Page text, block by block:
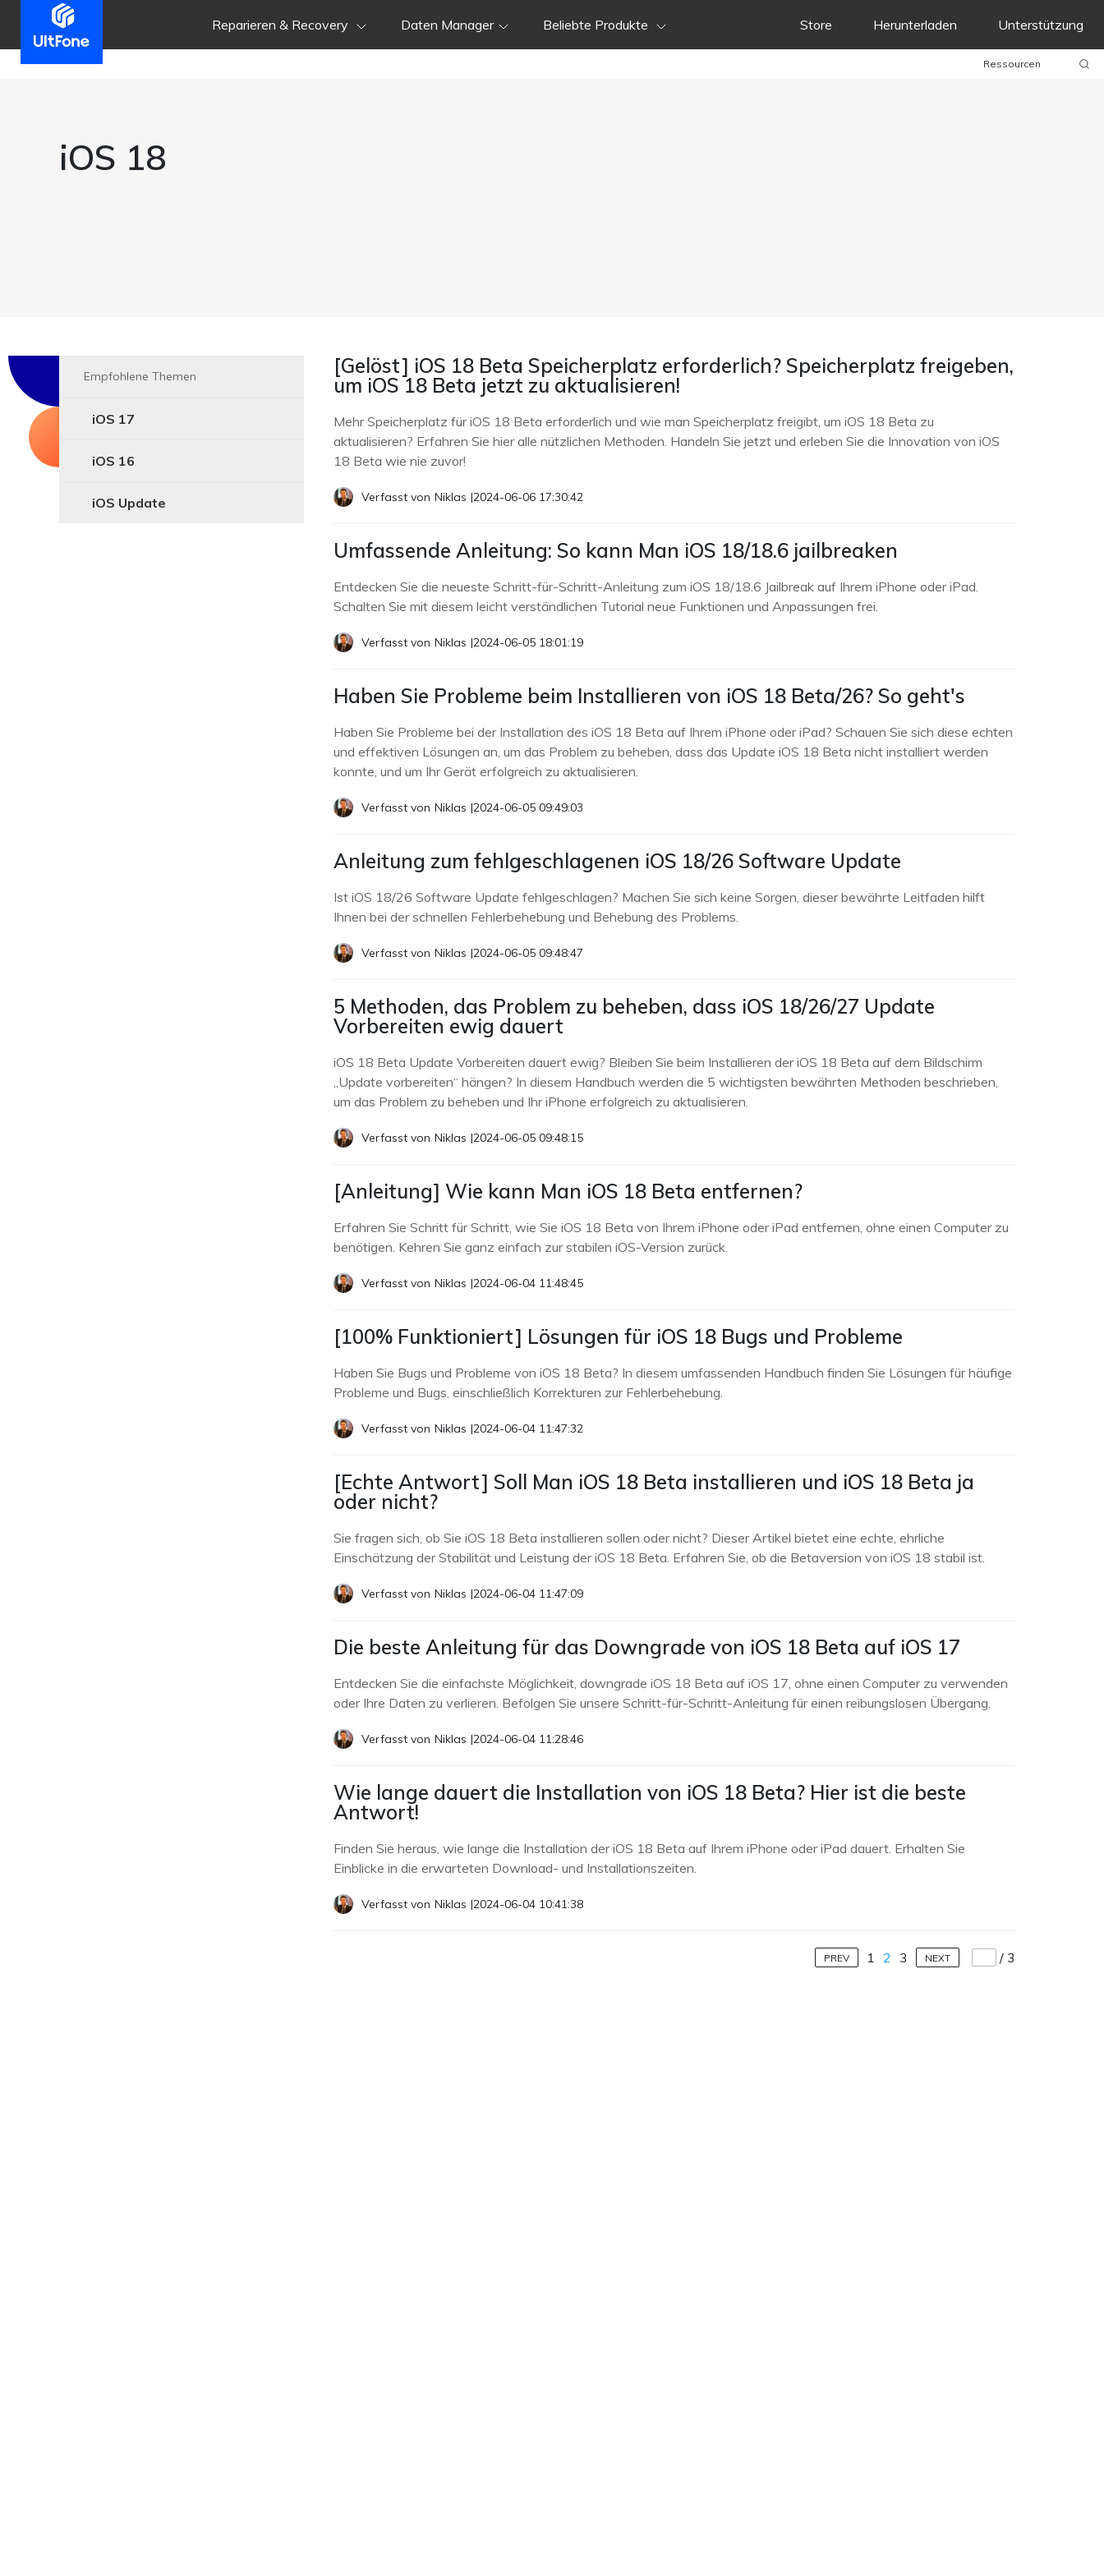
Reparieren & Recovery Daten Manager Beliebte Produkte Store Herunterladen Unterstützung
Ressourcen
iOS 18
Empfohlene Themen
iOS 17
iOS 16
iOS Update
[Gelöst] iOS 18 Beta Speicherplatz erforderlich? Speicherplatz freigeben,
um iOS 18 Beta jetzt zu aktualisieren!
Mehr Speicherplatz für iOS 18 Beta erforderlich und wie man Speicherplatz freigibt, um iOS 18 Beta zu
aktualisieren? Erfahren Sie hier alle nützlichen Methoden. Handeln Sie jetzt und erleben Sie die Innovation von iOS
18 Beta wie nie zuvor!
Verfasst von Niklas |2024-06-06 17:30:42
Umfassende Anleitung: So kann Man iOS 18/18.6 jailbreaken
Entdecken Sie die neueste Schritt-für-Schritt-Anleitung zum iOS 18/18.6 Jailbreak auf Ihrem iPhone oder iPad.
Schalten Sie mit diesem leicht verständlichen Tutorial neue Funktionen und Anpassungen frei.
Verfasst von Niklas |2024-06-05 18:01:19
Haben Sie Probleme beim Installieren von iOS 18 Beta/26? So geht's
Haben Sie Probleme bei der Installation des iOS 18 Beta auf Ihrem iPhone oder iPad? Schauen Sie sich diese echten
und effektiven Lösungen an, um das Problem zu beheben, dass das Update iOS 18 Beta nicht installiert werden
konnte, und um Ihr Gerät erfolgreich zu aktualisieren.
Verfasst von Niklas |2024-06-05 09:49:03
Anleitung zum fehlgeschlagenen iOS 18/26 Software Update
Ist iOS 18/26 Software Update fehlgeschlagen? Machen Sie sich keine Sorgen, dieser bewährte Leitfaden hilft
Ihnen bei der schnellen Fehlerbehebung und Behebung des Problems.
Verfasst von Niklas |2024-06-05 09:48:47
5 Methoden, das Problem zu beheben, dass iOS 18/26/27 Update
Vorbereiten ewig dauert
iOS 18 Beta Update Vorbereiten dauert ewig? Bleiben Sie beim Installieren der iOS 18 Beta auf dem Bildschirm
„Update vorbereiten“ hängen? In diesem Handbuch werden die 5 wichtigsten bewährten Methoden beschrieben,
um das Problem zu beheben und Ihr iPhone erfolgreich zu aktualisieren.
Verfasst von Niklas |2024-06-05 09:48:15
[Anleitung] Wie kann Man iOS 18 Beta entfernen?
Erfahren Sie Schritt für Schritt, wie Sie iOS 18 Beta von Ihrem iPhone oder iPad entfernen, ohne einen Computer zu
benötigen. Kehren Sie ganz einfach zur stabilen iOS-Version zurück.
Verfasst von Niklas |2024-06-04 11:48:45
[100% Funktioniert] Lösungen für iOS 18 Bugs und Probleme
Haben Sie Bugs und Probleme von iOS 18 Beta? In diesem umfassenden Handbuch finden Sie Lösungen für häufige
Probleme und Bugs, einschließlich Korrekturen zur Fehlerbehebung.
Verfasst von Niklas |2024-06-04 11:47:32
[Echte Antwort] Soll Man iOS 18 Beta installieren und iOS 18 Beta ja
oder nicht?
Sie fragen sich, ob Sie iOS 18 Beta installieren sollen oder nicht? Dieser Artikel bietet eine echte, ehrliche
Einschätzung der Stabilität und Leistung der iOS 18 Beta. Erfahren Sie, ob die Betaversion von iOS 18 stabil ist.
Verfasst von Niklas |2024-06-04 11:47:09
Die beste Anleitung für das Downgrade von iOS 18 Beta auf iOS 17
Entdecken Sie die einfachste Möglichkeit, downgrade iOS 18 Beta auf iOS 17, ohne einen Computer zu verwenden
oder Ihre Daten zu verlieren. Befolgen Sie unsere Schritt-für-Schritt-Anleitung für einen reibungslosen Übergang.
Verfasst von Niklas |2024-06-04 11:28:46
Wie lange dauert die Installation von iOS 18 Beta? Hier ist die beste
Antwort!
Finden Sie heraus, wie lange die Installation der iOS 18 Beta auf Ihrem iPhone oder iPad dauert. Erhalten Sie
Einblicke in die erwarteten Download- und Installationszeiten.
Verfasst von Niklas |2024-06-04 10:41:38
PREV 1 2 3 NEXT / 3